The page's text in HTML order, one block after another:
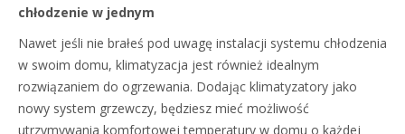
chłodzenie w jednym
Nawet jeśli nie brałeś pod uwagę instalacji systemu chłodzenia
w swoim domu, klimatyzacja jest również idealnym
rozwiązaniem do ogrzewania. Dodając klimatyzatory jako
nowy system grzewczy, będziesz mieć możliwość
utrzymywania komfortowej temperatury w domu o każdej